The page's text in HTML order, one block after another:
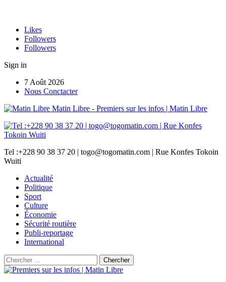
Likes
Followers
Followers
Sign in
7 Août 2026
Nous Conctacter
Matin Libre - Premiers sur les infos | Matin Libre
Tel :+228 90 38 37 20 | togo@togomatin.com | Rue Konfes Tokoin
Wuiti
Actualité
Politique
Sport
Culture
Économie
Sécurité routière
Publi-reportage
International